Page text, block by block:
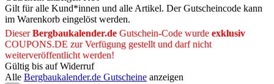
Gilt für alle Kund*innen und alle Artikel. Der Gutscheincode kann
im Warenkorb eingelöst werden.
DieserBergbaukalender.de Gutschein-Code wurde exklusiv
COUPONS.DE zur Verfügung gestellt und darf nicht
weiterveröffentlicht werden!
Gültig bis auf Widerruf
Alle Bergbaukalender.de Gutscheine anzeigen